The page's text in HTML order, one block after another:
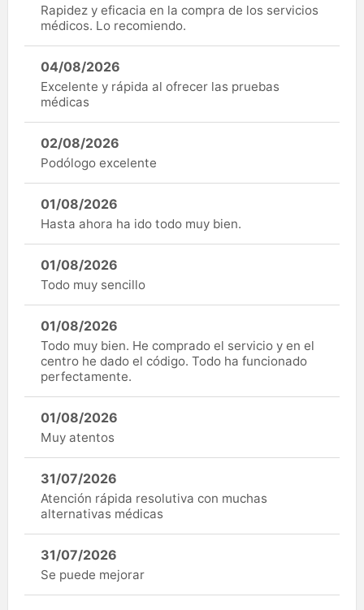
Rapidez y eficacia en la compra de los servicios
médicos. Lo recomiendo.
04/08/2026
Excelente y rápida al ofrecer las pruebas
médicas
02/08/2026
Podólogo excelente
01/08/2026
Hasta ahora ha ido todo muy bien.
01/08/2026
Todo muy sencillo
01/08/2026
Todo muy bien. He comprado el servicio y en el
centro he dado el código. Todo ha funcionado
perfectamente.
01/08/2026
Muy atentos
31/07/2026
Atención rápida resolutiva con muchas
alternativas médicas
31/07/2026
Se puede mejorar